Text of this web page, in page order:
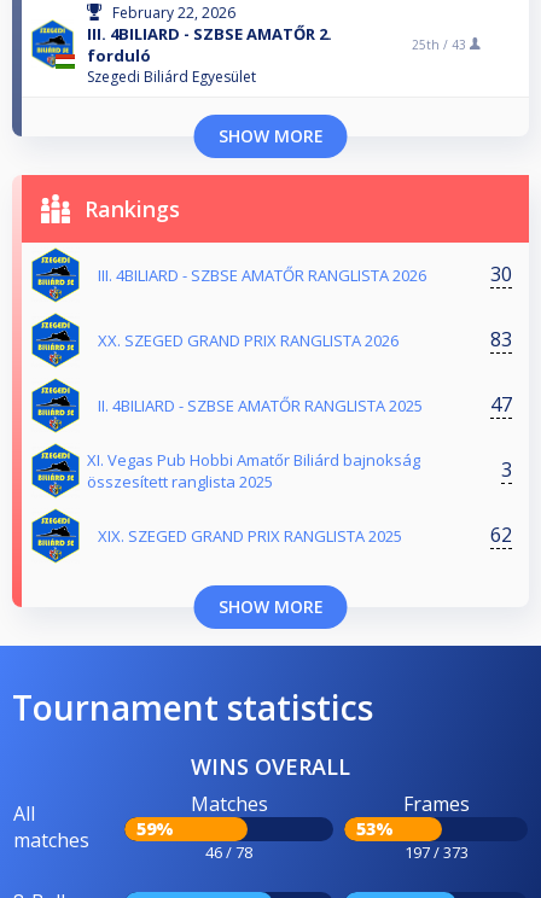
February 22, 2026
III. 4BILIARD - SZBSE AMATŐR 2.
forduló
Szegedi Biliárd Egyesület
25th / 43
SHOW MORE
Rankings
III. 4BILIARD - SZBSE AMATŐR RANGLISTA 2026 30
XX. SZEGED GRAND PRIX RANGLISTA 2026 83
II. 4BILIARD - SZBSE AMATŐR RANGLISTA 2025 47
XI. Vegas Pub Hobbi Amatőr Biliárd bajnokság
összesített ranglista 2025
3
XIX. SZEGED GRAND PRIX RANGLISTA 2025 62
SHOW MORE
Tournament statistics
WINS OVERALL
All
matches
Matches
59%
46 / 78
Frames
53%
197 / 373